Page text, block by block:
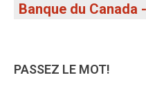
Banque du Canada
PASSEZ LE MOT!